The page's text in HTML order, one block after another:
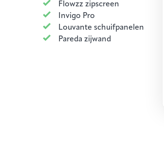
Flowzz zipscreen
Invigo Pro
Louvante schuifpanelen
Pareda zijwand